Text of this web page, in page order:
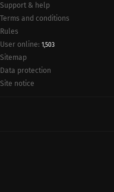
Support & help
Terms and conditions
Rules
User online: 1,503
Sitemap
Data protection
Site notice